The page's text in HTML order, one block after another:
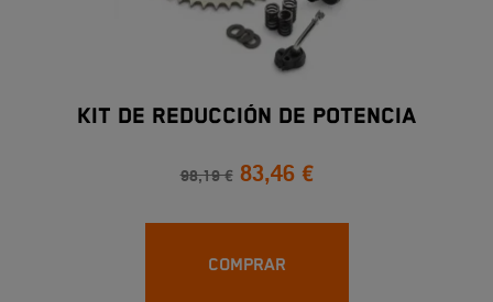
KIT DE REDUCCIÓN DE POTENCIA
98,19 € 83,46 €
COMPRAR